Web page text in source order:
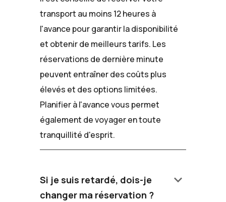
transport au moins 12 heures à
l'avance pour garantir la disponibilité
et obtenir de meilleurs tarifs. Les
réservations de dernière minute
peuvent entraîner des coûts plus
élevés et des options limitées.
Planifier à l'avance vous permet
également de voyager en toute
tranquillité d'esprit.
Si je suis retardé, dois-je
changer ma réservation ?
keyboard_arrow_down